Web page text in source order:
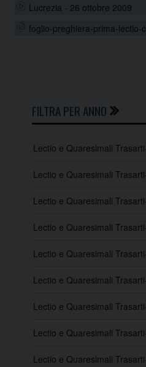
Lucrezia - 26 ottobre 2009
foglio-preghiera-prima-lectio-
FILTRA PER ANNO
Lectio e Quaresimali
Lectio e Quaresimali
Lectio e Quaresimali
Lectio e Quaresimali
Lectio e Quaresimali
Lectio e Quaresimali
Lectio e Quaresimali
Lectio e Quaresimali
Lectio e Quaresimali